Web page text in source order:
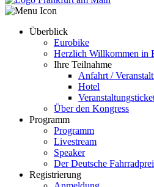
Überblick
Eurobike
Herzlich Willkommen in
Ihre Teilnahme
Anfahrt /
Hotel
Über den Kongress
Programm
Programm
Livestream
Speaker
Der Deutsche
Registrierung